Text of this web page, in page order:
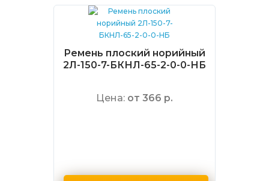
Ремень плоский норийный
2Л-150-7-БКНЛ-65-2-0-0-НБ
Цена: от 366 р.